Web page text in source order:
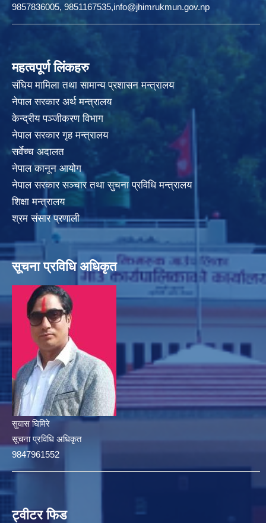
9857836005, 9851167535,info@jhimrukmun.gov.np
महत्वपूर्ण लिंकहरु
संघिय मामिला तथा सामान्य प्रशासन मन्त्रालय
नेपाल सरकार अर्थ मन्त्रालय
केन्द्रीय पञ्जीकरण विभाग
नेपाल सरकार गृह मन्त्रालय
सर्वेच्च अदालत
नेपाल कानून आयोग
नेपाल सरकार सञ्चार तथा सुचना प्रविधि मन्त्रालय
शिक्षा मन्त्रालय
श्रम संसार प्रणाली
सूचना प्रविधि अधिकृत
सुवास घिमिरे
सूचना प्रविधि अधिकृत
9847961552
ट्वीटर फिड